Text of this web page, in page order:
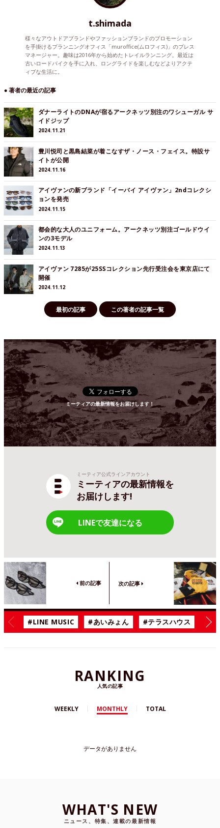
t.shimada
様々なアウトドアブランドやファッションブランドのプロモーション
を手掛けるプランニングオフィス「muroffice(ムロフィス)」のプレス
マネージャー。趣味は2016年から始めたトレイルランニング。最近は
古いロードバイクを手に入れ、ロングライドを楽しむなどよりアクテ
ィブな生活に。
● 著者の最近の記事
ダナーライトのDNAが宿るアークネッツ別注のワシューガル サ
イドジップ
2024.11.21
豊川悦司と黒島結菜が着こなすザ・ノース・フェイス。特設サ
イトが公開
2024.11.16
アイヴァンの新ブランド「イーバイ アイヴァン」2ndコレクシ
ョンを発売
2024.11.15
都会的な大人のユニフォーム。アークネッツ別注ゴールドウイ
ンの3モデル
2024.11.13
アイヴァン 7285が25SSコレクション先行受注会を東京店にて
開催
2024.11.12
最初の記事 この著者の記事一覧
ミーティアの最新情報をお届けします！
ミーティア公式ラインアカウント
ミーティアの最新情報を
お届けします!
LINEで友達になる
前の記事 次の記事
#LINE MUSIC #あいみょん #テラスハウス #漫
RANKING
人気の記事
WEEKLY MONTHLY TOTAL
データがありません
WHAT'S NEW
ニュース、特集、連載の最新情報